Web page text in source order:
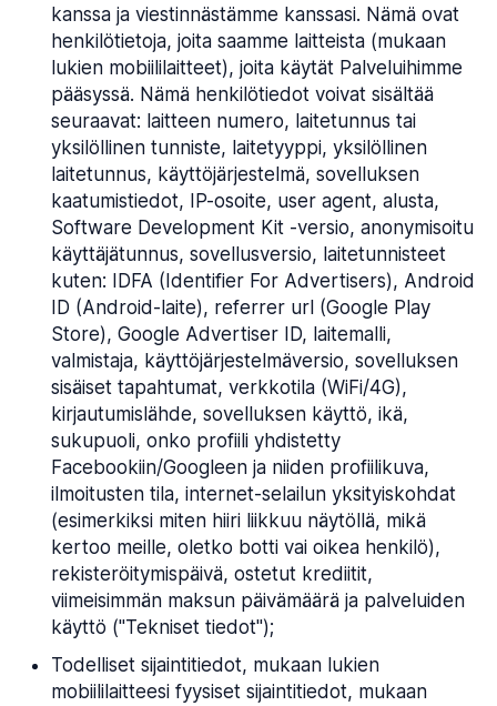
kanssa ja viestinnästämme kanssasi. Nämä ovat
henkilötietoja, joita saamme laitteista (mukaan
lukien mobiililaitteet), joita käytät Palveluihimme
pääsyssä. Nämä henkilötiedot voivat sisältää
seuraavat: laitteen numero, laitetunnus tai
yksilöllinen tunniste, laitetyyppi, yksilöllinen
laitetunnus, käyttöjärjestelmä, sovelluksen
kaatumistiedot, IP-osoite, user agent, alusta,
Software Development Kit -versio, anonymisoitu
käyttäjätunnus, sovellusversio, laitetunnisteet
kuten: IDFA (Identifier For Advertisers), Android
ID (Android-laite), referrer url (Google Play
Store), Google Advertiser ID, laitemalli,
valmistaja, käyttöjärjestelmäversio, sovelluksen
sisäiset tapahtumat, verkkotila (WiFi/4G),
kirjautumislähde, sovelluksen käyttö, ikä,
sukupuoli, onko profiili yhdistetty
Facebookiin/Googleen ja niiden profiilikuva,
ilmoitusten tila, internet-selailun yksityiskohdat
(esimerkiksi miten hiiri liikkuu näytöllä, mikä
kertoo meille, oletko botti vai oikea henkilö),
rekisteröitymispäivä, ostetut krediitit,
viimeisimmän maksun päivämäärä ja palveluiden
käyttö ("Tekniset tiedot");
Todelliset sijaintitiedot, mukaan lukien
mobiililaitteesi fyysiset sijaintitiedot, mukaan